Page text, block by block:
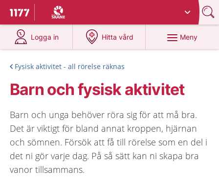
Till startsidan för 1177
Du har valt region
Logga in
på 1177.se
Hitta vård
på 1177.se
Meny
Fysisk aktivitet - all rörelse räknas
Barn och fysisk aktivitet
Barn och unga behöver röra sig för att må bra.
Det är viktigt för bland annat kroppen, hjärnan
och sömnen. Försök att få till rörelse som en del i
det ni gör varje dag. På så sätt kan ni skapa bra
vanor tillsammans.